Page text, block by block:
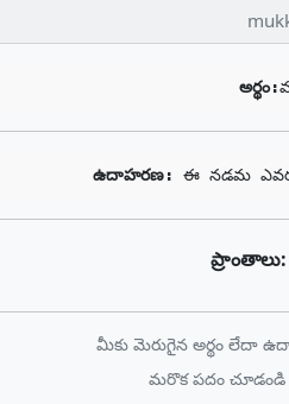
అర్థం:
ఉదాహరణ: ఈ నడమ ఎవరూ
ప్రాంతాలు:
మీకు మెరుగైన అర్థం లేదా
మరొక పదం చూడండి